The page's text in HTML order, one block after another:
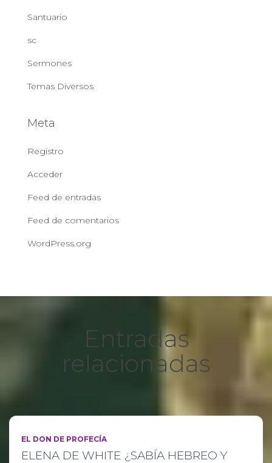
Santuario
sc
Sermones
Temas Diversos
Meta
Registro
Acceder
Feed de entradas
Feed de comentarios
WordPress.org
Entradas
relacionadas
EL DON DE PROFECÍA
ELENA DE WHITE ¿SABÍA HEBREO Y